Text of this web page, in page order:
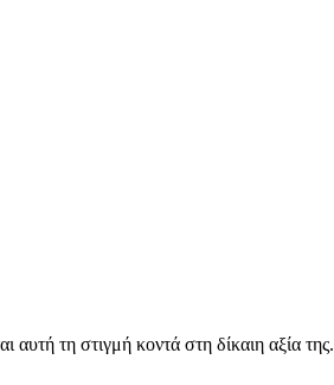
τη στιγμή κοντά στη δίκαιη αξία της.